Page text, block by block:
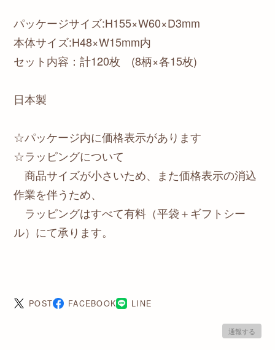
パッケージサイズ:H155×W60×D3mm
本体サイズ:H48×W15mm内
セット内容：計120枚 (8柄×各15枚)
日本製
☆パッケージ内に価格表示があります
☆ラッピングについて
商品サイズが小さいため、また価格表示の消込
作業を伴うため、
ラッピングはすべて有料（平袋＋ギフトシー
ル）にて承ります。
POST FACEBOOK LINE
通報する